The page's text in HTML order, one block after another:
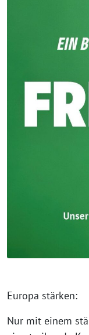
Europa stärken:
Nur mit einem